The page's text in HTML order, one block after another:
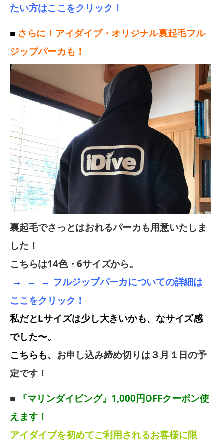
たい方はここをクリック！
■ さらに！アイダイブ・オリジナル裏起毛フル
ジップパーカも！
裏起毛でさっとはおれるパーカも用意いたしま
した！
こちらは14色・6サイズから。
→ → → フルジップパーカについての詳細は
ここをクリック！
私だとLサイズは少し大きいかも、なサイズ感
でした〜。
こちらも、 お申し込み締め切りは３月１日の予
定です！
■
『マリンダイビング』1,000円OFFクーポン使
えます！
アイダイブを初めてご利用されるお客様に限